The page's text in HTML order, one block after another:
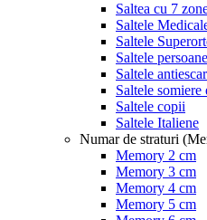
Saltea cu 7
Saltele
Saltele
Saltele
Saltele
Saltele somiere
Saltele copii
Saltele Italiene
Numar de straturi
Memory 2 cm
Memory 3 cm
Memory 4 cm
Memory 5 cm